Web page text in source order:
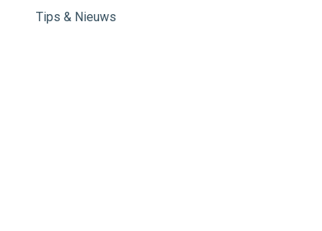
Tips & Nieuws